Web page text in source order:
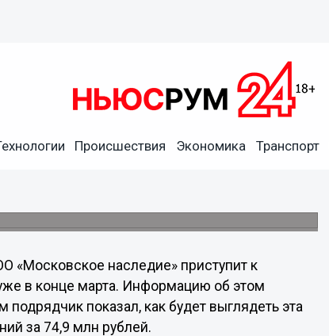
Происшествия Экономика Транспорт
к 1 июля 2021 года
«Московское наследие» приступит к
в конце марта. Информацию об этом
показал, как будет выглядеть эта
за 74,9 млн рублей.